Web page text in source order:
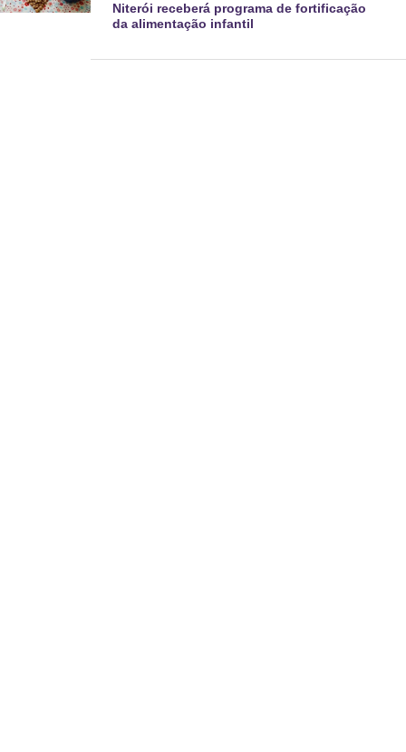
Niterói receberá programa de fortificação
da alimentação infantil